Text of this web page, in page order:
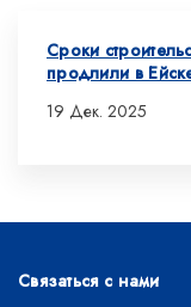
Сроки
продлили в
19 Дек. 2025
Связаться с нами